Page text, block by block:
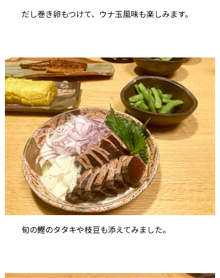
だし巻き卵もつけて、ウナ玉風味も楽しみます。
旬の鰹のタタキや枝豆も添えてみました。